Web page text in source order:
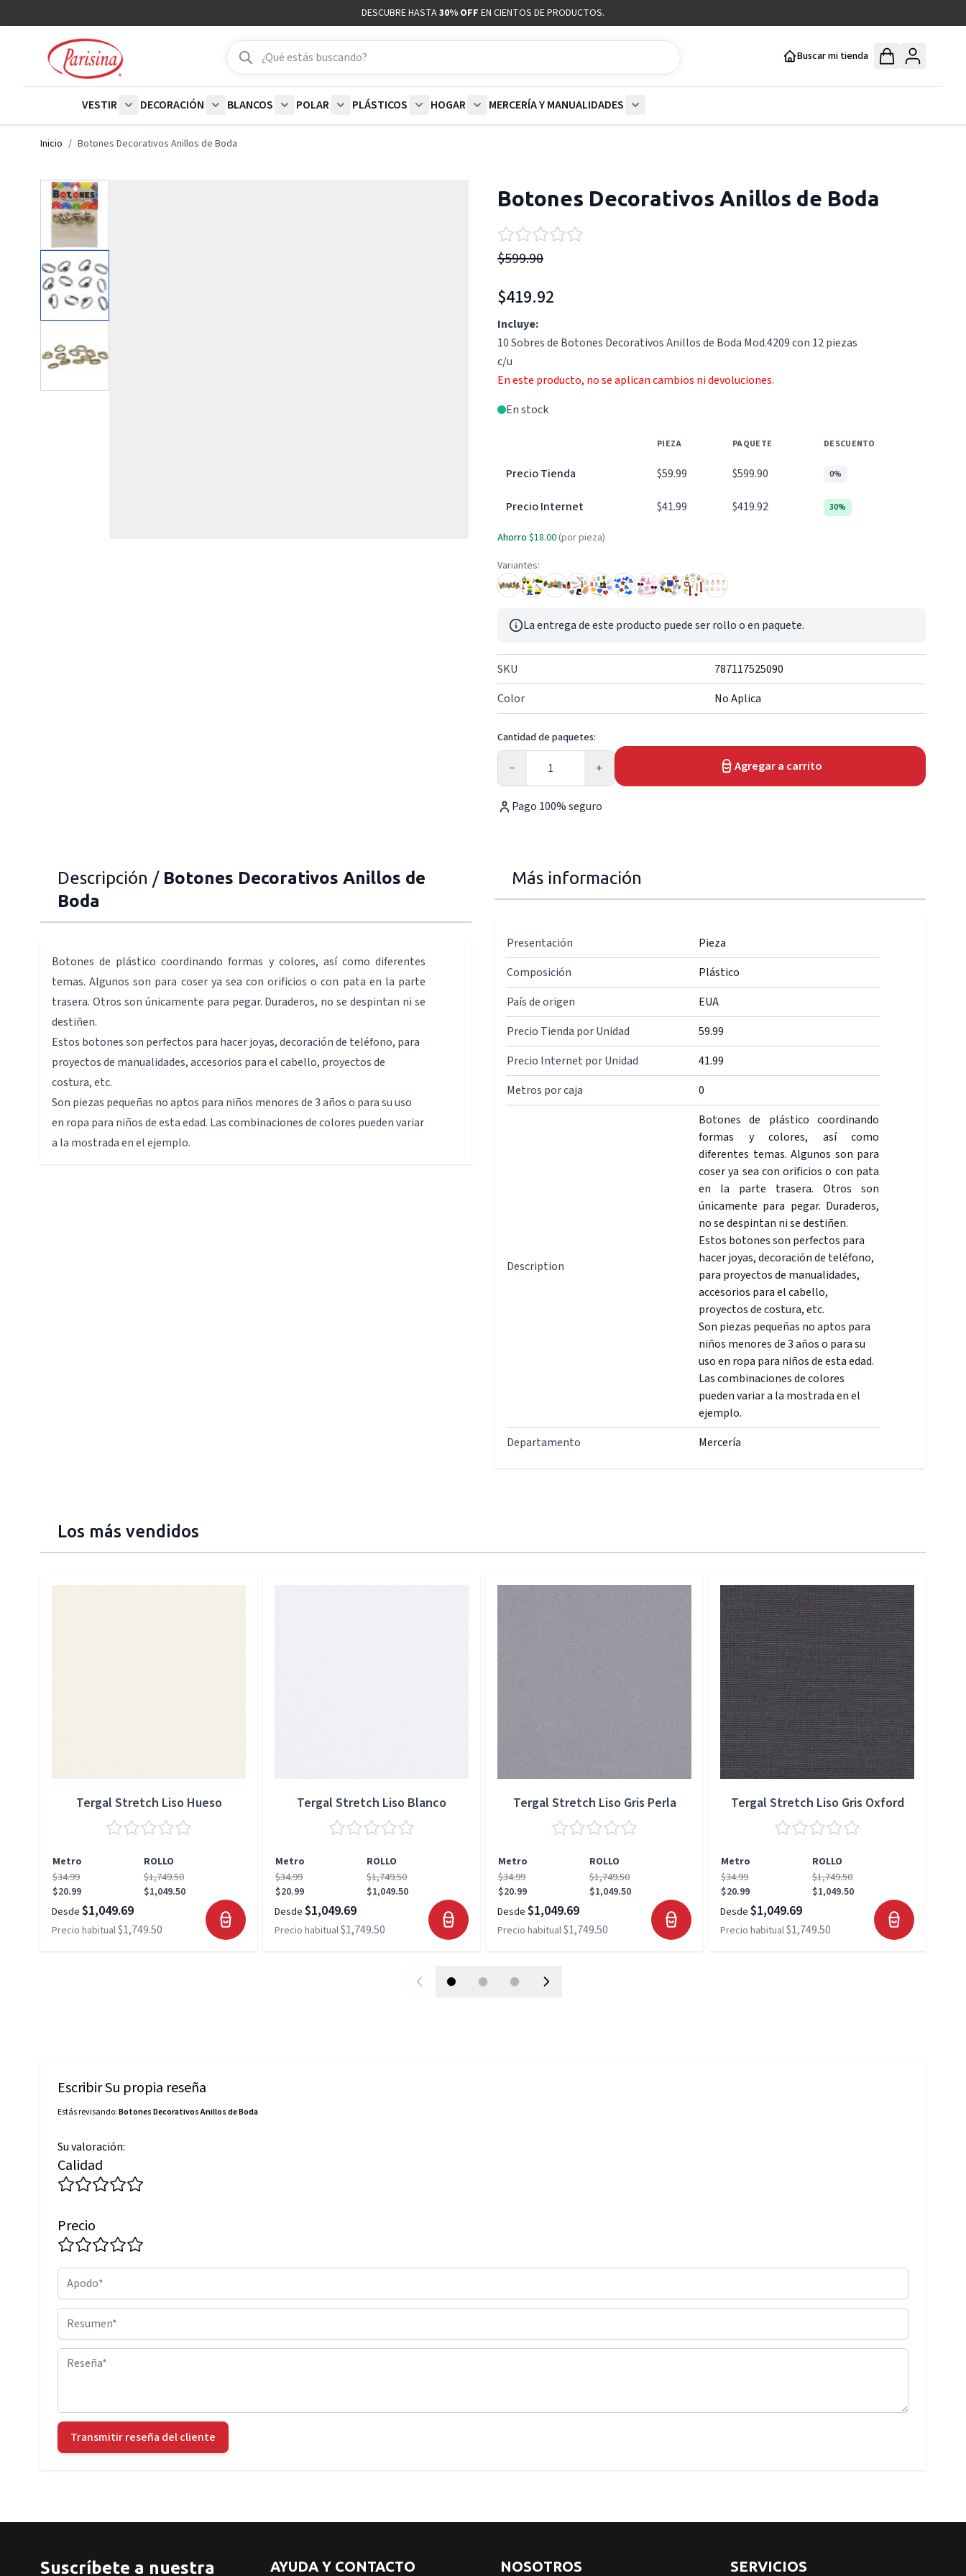
DESCUBRE HASTA30% OFF EN CIENTOS DE PRODUCTOS.
Buscar
Buscar
Buscar mi tienda
VESTIR
DECORACIÓN
BLANCOS
POLAR
PLÁSTICOS
HOGAR
MERCERÍA Y MANUALIDADES
Inicio / Botones Decorativos Anillos de Boda
Botones Decorativos Anillos de Boda
$599.90
$419.92
Incluye:
10 Sobres de Botones Decorativos Anillos de Boda Mod.4209 con 12 piezas
c/u
En este producto, no se aplican cambios ni devoluciones.
En stock
PIEZA PAQUETE DESCUENTO
Precio Tienda $59.99 $599.90 0%
Precio Internet $41.99 $419.92 30%
Ahorro $18.00 (por pieza)
Variantes:
La entrega de este producto puede ser rollo o en paquete.
SKU
787117525090
Color
No Aplica
Cantidad de paquetes:
−
Cantidad
+ Agregar a carrito
Pago 100% seguro
Descripción / Botones Decorativos Anillos de
Boda
Botones de plástico coordinando formas y colores, así como diferentes
temas. Algunos son para coser ya sea con orificios o con pata en la parte
trasera. Otros son únicamente para pegar. Duraderos, no se despintan ni se
destiñen.
Estos botones son perfectos para hacer joyas, decoración de teléfono, para
proyectos de manualidades, accesorios para el cabello, proyectos de
costura, etc.
Son piezas pequeñas no aptos para niños menores de 3 años o para su uso
en ropa para niños de esta edad. Las combinaciones de colores pueden variar
a la mostrada en el ejemplo.
Más información
Presentación
Pieza
Composición
Plástico
País de origen
EUA
Precio Tienda por Unidad
59.99
Precio Internet por Unidad
41.99
Metros por caja
0
Description
Botones de plástico coordinando
formas y colores, así como
diferentes temas. Algunos son para
coser ya sea con orificios o con pata
en la parte trasera. Otros son
únicamente para pegar. Duraderos,
no se despintan ni se destiñen.
Estos botones son perfectos para
hacer joyas, decoración de teléfono,
para proyectos de manualidades,
accesorios para el cabello,
proyectos de costura, etc.
Son piezas pequeñas no aptos para
niños menores de 3 años o para su
uso en ropa para niños de esta edad.
Las combinaciones de colores
pueden variar a la mostrada en el
ejemplo.
Departamento
Mercería
Los más vendidos
Tergal Stretch Liso Hueso
Metro
ROLLO
$34.99
$20.99
$1,749.50
$1,049.50
Desde $1,049.69
Precio habitual$1,749.50
Tergal Stretch Liso Blanco
Metro
ROLLO
$34.99
$20.99
$1,749.50
$1,049.50
Desde $1,049.69
Precio habitual$1,749.50
Tergal Stretch Liso Gris Perla
Metro
ROLLO
$34.99
$20.99
$1,749.50
$1,049.50
Desde $1,049.69
Precio habitual$1,749.50
Tergal Stretch Liso Gris Oxford
Metro
ROLLO
$34.99
$20.99
$1,749.50
$1,049.50
Desde $1,049.69
Precio habitual$1,749.50
Escribir Su propia reseña
Estás revisando:Botones Decorativos Anillos de Boda
Su valoración:
Calidad
Precio
Apodo
Resumen
Reseña
Transmitir reseña del cliente
Suscríbete a nuestra AYUDA Y CONTACTO NOSOTROS SERVICIOS